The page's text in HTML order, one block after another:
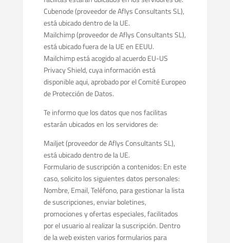
Cubenode (proveedor de Aflys Consultants SL),
está ubicado dentro de la UE.
Mailchimp (proveedor de Aflys Consultants SL),
está ubicado fuera de la UE en EEUU.
Mailchimp está acogido al acuerdo EU-US
Privacy Shield, cuya información está
disponible aqui, aprobado por el Comité Europeo
de Protección de Datos.
Te informo que los datos que nos facilitas
estarán ubicados en los servidores de:
Mailjet (proveedor de Aflys Consultants SL),
está ubicado dentro de la UE.
Formulario de suscripción a contenidos: En este
caso, solicito los siguientes datos personales:
Nombre, Email, Teléfono, para gestionar la lista
de suscripciones, enviar boletines,
promociones y ofertas especiales, facilitados
por el usuario al realizar la suscripción. Dentro
de la web existen varios formularios para